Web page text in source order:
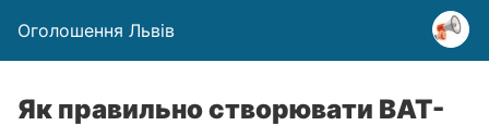
Оголошення Львів
Як правильно створювати BAT-